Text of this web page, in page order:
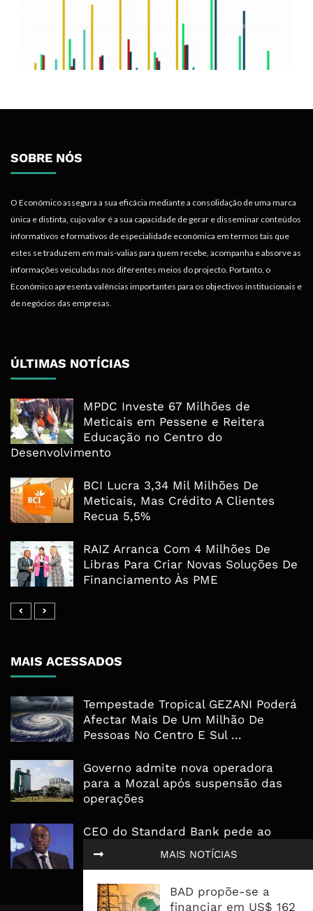
MAIS NOTÍCIAS
BAD propõe-se a
financiar em US$ 162
SOBRE NÓS
O Económico assegura a sua eficácia mediante a consolidação de uma marca
única e distinta, cujo valor é a sua capacidade de gerar e disseminar conteúdos
informativos e formativos de especialidade económica em termos tais que
estes se traduzem em mais-valias para quem recebe, acompanha e absorve as
informações veiculadas nos diferentes meios do projecto. Portanto, o
Económico apresenta valências importantes para os objectivos institucionais e
de negócios das empresas.
ÚLTIMAS NOTÍCIAS
MPDC Investe 67 Milhões de
Meticais em Pessene e Reitera
Educação no Centro do
Desenvolvimento
BCI Lucra 3,34 Mil Milhões De
Meticais, Mas Crédito A Clientes
Recua 5,5%
RAIZ Arranca Com 4 Milhões De
Libras Para Criar Novas Soluções De
Financiamento Às PME
MAIS ACESSADOS
Tempestade Tropical GEZANI Poderá
Afectar Mais De Um Milhão De
Pessoas No Centro E Sul ...
Governo admite nova operadora
para a Mozal após suspensão das
operações
CEO do Standard Bank pede ao
Governo que “saia do caminho” e
facilite os negócios